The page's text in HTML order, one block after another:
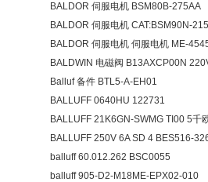
BALDOR 伺服电机 BSM80B-275AA
BALDOR 伺服电机 CAT:BSM90N-
BALDOR 伺服电机 伺服电机 ME-
BALDWIN 电磁阀 B13AXCP00N
Balluf 备件 BTL5-A-EH01
BALLUFF 0640HU 122731
BALLUFF 21K6GN-SWMG TI00 5千
BALLUFF 250V 6A SD 4 BES516-
balluff 60.012.262 BSC0055
balluff 905-D2-M18ME-EPX02-010